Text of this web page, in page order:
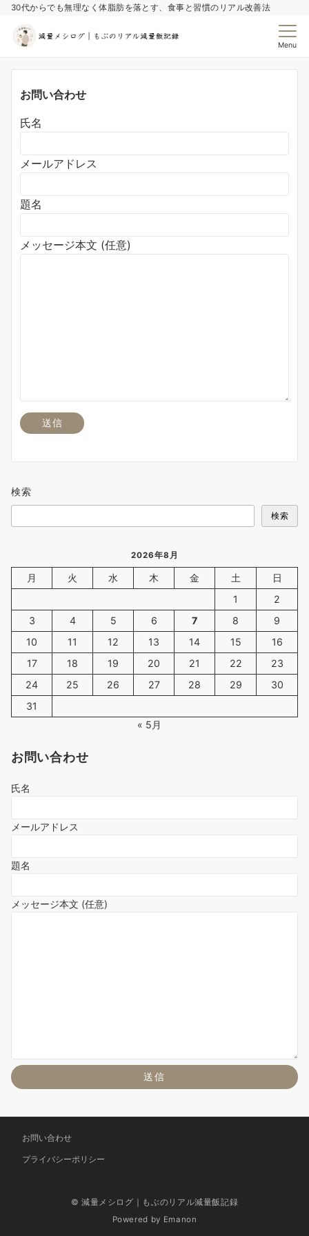
30代からでも無理なく体脂肪を落とす、食事と習慣のリアル改善法
Menu
お問い合わせ
氏名
メールアドレス
題名
メッセージ本文 (任意)
検索
検索
2026年8月
月 火 水 木 金 土
日
1
2
3
4 5 6 7 8
9
10
11 12 13 14 15
16
17
18 19 20 21 22
23
24
25 26 27 28 29
30
31
« 5月
お問い合わせ
氏名
メールアドレス
題名
メッセージ本文 (任意)
お問い合わせ
プライバシーポリシー
© 減量メシログ｜もぶのリアル減量飯記録
Powered by Emanon